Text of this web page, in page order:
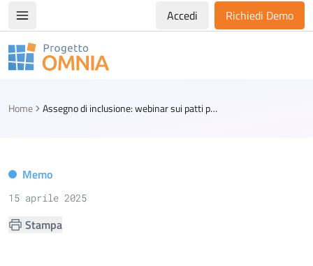
Apri/chiudi menù di navigazioneAccedi Richiedi Demo
Progetto Omnia
Home Assegno di inclusione: webinar sui patti per l'inclusione sociale
Memo
15 aprile 2025
Stampa